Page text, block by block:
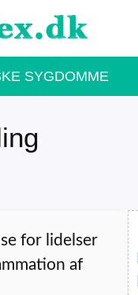
SYGDOMME
for lidelser
af